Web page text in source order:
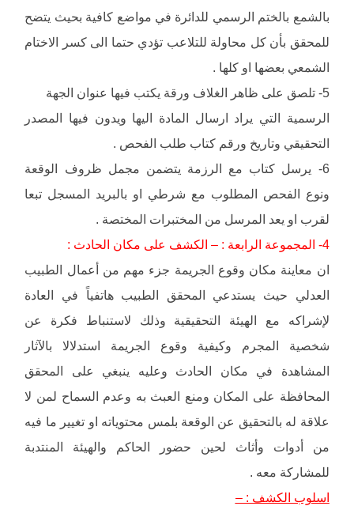
بالشمع بالختم الرسمي للدائرة في مواضع كافية بحيث يتضح
للمحقق بأن كل محاولة للتلاعب تؤدي حتما الى كسر الاختام
الشمعي بعضها او كلها .
5- تلصق على ظاهر الغلاف ورقة يكتب فيها عنوان الجهة
الرسمية التي يراد ارسال المادة اليها ويدون فيها المصدر
التحقيقي وتاريخ ورقم كتاب طلب الفحص .
6- يرسل كتاب مع الرزمة يتضمن مجمل ظروف الوقعة
ونوع الفحص المطلوب مع شرطي او بالبريد المسجل تبعا
لقرب او يعد المرسل من المختبرات المختصة .
4- المجموعة الرابعة : – الكشف على مكان الحادث :
ان معاينة مكان وقوع الجريمة جزء مهم من أعمال الطبيب
العدلي حيث يستدعي المحقق الطبيب هاتفياً في العادة
لإشراكه مع الهيئة التحقيقية وذلك لاستنباط فكرة عن
شخصية المجرم وكيفية وقوع الجريمة استدلالا بالآثار
المشاهدة في مكان الحادث وعليه ينبغي على المحقق
المحافظة على المكان ومنع العبث به وعدم السماح لمن لا
علاقة له بالتحقيق عن الوقعة بلمس محتوياته او تغيير ما فيه
من أدوات وأثاث لحين حضور الحاكم والهيئة المنتدبة
للمشاركة معه .
اسلوب الكشف : –